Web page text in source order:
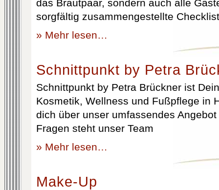
das Brautpaar, sondern auch alle
sorgfältig zusammengestellte
» Mehr lesen…
Schnittpunkt by Petra
Schnittpunkt by Petra Brückner ist
Kosmetik, Wellness und Fußpflege in
dich über unser umfassendes
Fragen steht unser Team
» Mehr lesen…
Make-Up